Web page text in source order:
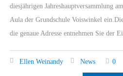
diesjährigen Jahreshauptversammlung
Aula der Grundschule Voiswinkel
die genaue Adresse entnehmen Sie der
Ellen Weinandy News 0